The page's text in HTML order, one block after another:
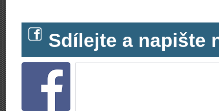
Sdílejte a napište